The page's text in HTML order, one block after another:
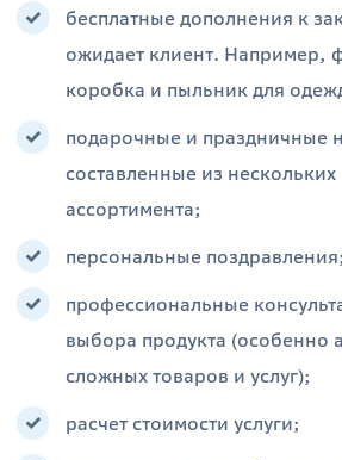
бесплатные дополнения к
ожидает клиент. Например,
коробка и пыльник для
подарочные и праздничные
составленные из
ассортимента;
персональные поздравления;
профессиональные
выбора продукта (особенно
сложных товаров и услуг);
расчет стоимости услуги;